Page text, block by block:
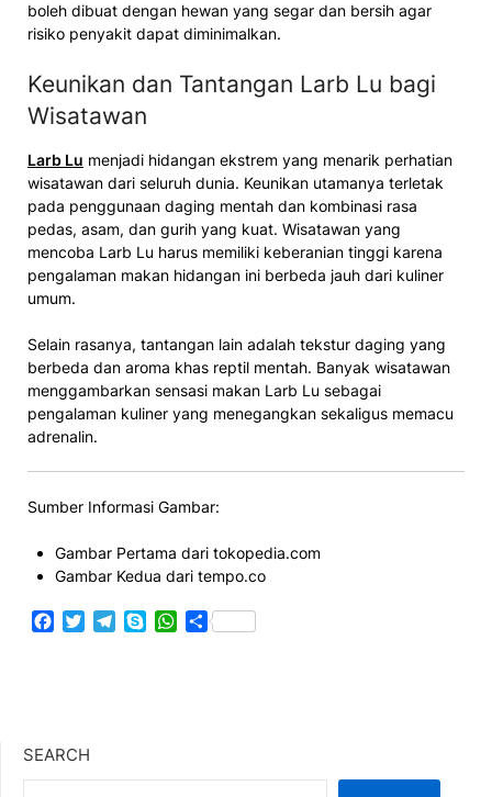
boleh dibuat dengan hewan yang segar dan bersih agar
risiko penyakit dapat diminimalkan.
Keunikan dan Tantangan Larb Lu bagi
Wisatawan
Larb Lu menjadi hidangan ekstrem yang menarik perhatian
wisatawan dari seluruh dunia. Keunikan utamanya terletak
pada penggunaan daging mentah dan kombinasi rasa
pedas, asam, dan gurih yang kuat. Wisatawan yang
mencoba Larb Lu harus memiliki keberanian tinggi karena
pengalaman makan hidangan ini berbeda jauh dari kuliner
umum.
Selain rasanya, tantangan lain adalah tekstur daging yang
berbeda dan aroma khas reptil mentah. Banyak wisatawan
menggambarkan sensasi makan Larb Lu sebagai
pengalaman kuliner yang menegangkan sekaligus memacu
adrenalin.
Sumber Informasi Gambar:
Gambar Pertama dari tokopedia.com
Gambar Kedua dari tempo.co
Facebook
TwitterTelegram
SkypeWhatsApp
Share
SEARCH